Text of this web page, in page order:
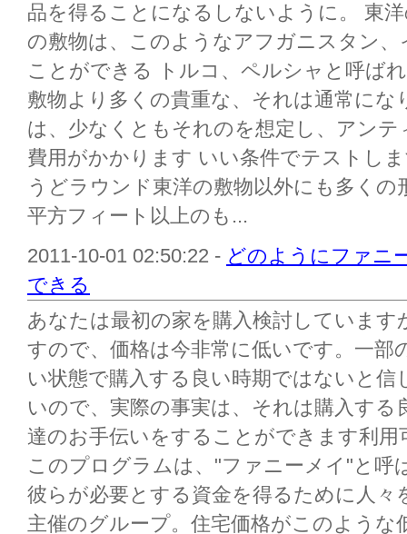
品を得ることになるしないように。 東
の敷物は、このようなアフガニスタン
ことができる トルコ、ペルシャと呼ば
敷物より多くの貴重な、それは通常にな
は、少なくともそれのを想定し、アン
費用がかかります いい条件でテストし
うどラウンド東洋の敷物以外にも多く
平方フィート以上のも...
2011-10-01 02:50:22 - どのようにファニ
できる
あなたは最初の家を購入検討していま
すので、価格は今非常に低いです。一部
い状態で購入する良い時期ではないと
いので、実際の事実は、それは購入す
達のお手伝いをすることができます利
このプログラムは、"ファニーメイ"と呼
彼らが必要とする資金を得るために人
主催のグループ。住宅価格がこのよう